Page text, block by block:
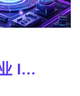
AI 重构企业 IT 格局，甲方自研时代到来！